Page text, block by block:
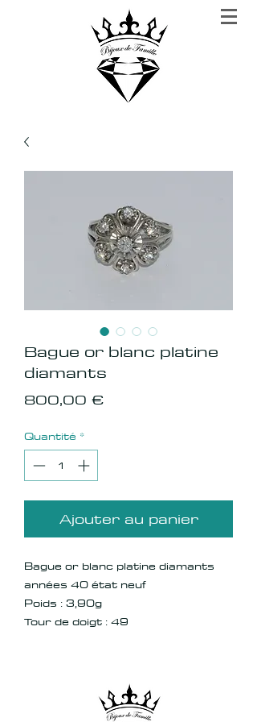
Bague or blanc platine
diamants
800,00 €Prix
Quantité *
Ajouter au panier
Bague or blanc platine diamants
années 40 état neuf
Poids : 3,90g
Tour de doigt : 49